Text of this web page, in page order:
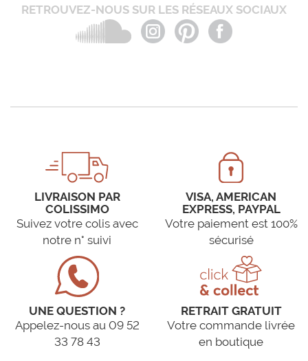
RETROUVEZ-NOUS SUR LES RÉSEAUX SOCIAUX
LIVRAISON PAR
COLISSIMO
Suivez votre colis avec
notre n° suivi
VISA, AMERICAN
EXPRESS, PAYPAL
Votre paiement est 100%
sécurisé
UNE QUESTION ?
Appelez-nous au 09 52
33 78 43
RETRAIT GRATUIT
Votre commande livrée
en boutique